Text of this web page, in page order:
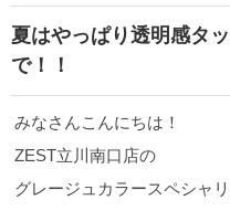
夏はやっぱり透明感タ
で！！
みなさんこんにちは！
ZEST立川南口店の
グレージュカラースペシャ